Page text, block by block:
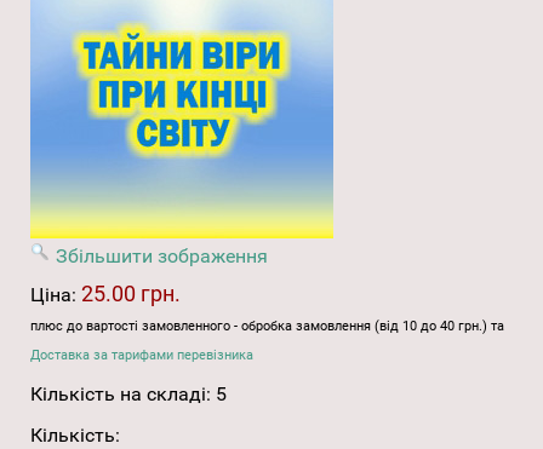
Збільшити зображення
Ціна: 25.00 грн.
плюс до вартості замовленного - обробка замовлення (від 10 до 40 грн.) та
Доставка за тарифами перевізника
Кількість на складі: 5
Кількість: